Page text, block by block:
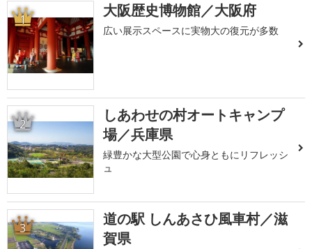
1 大阪歴史博物館／大阪府
広い展示スペースに実物大の復元が多数
2
しあわせの村オートキャンプ
場／兵庫県
緑豊かな大型公園で心身ともにリフレッシ
ュ
3
道の駅 しんあさひ風車村／滋
賀県